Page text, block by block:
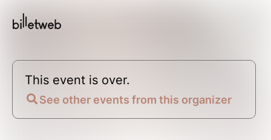
This event is over.
See other events from this organizer